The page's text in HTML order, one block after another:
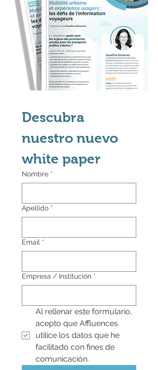
Descubra
nuestro nuevo
white paper
Nombre *
Apellido *
Email *
Empresa / Institución *
Al rellenar este formulario,
acepto que Affluences
utilice los datos que he
facilitado con fines de
comunicación.